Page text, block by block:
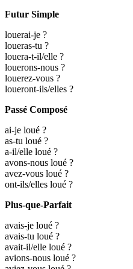
Futur Simple
louerai-je ?
loueras-tu ?
louera-t-il/elle ?
louerons-nous ?
louerez-vous ?
loueront-ils/elles ?
Passé Composé
ai-je loué ?
as-tu loué ?
a-il/elle loué ?
avons-nous loué ?
avez-vous loué ?
ont-ils/elles loué ?
Plus-que-Parfait
avais-je loué ?
avais-tu loué ?
avait-il/elle loué ?
avions-nous loué ?